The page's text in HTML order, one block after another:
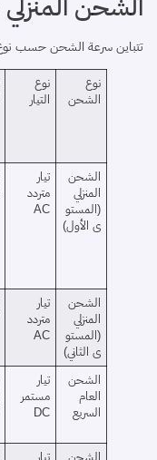
تتباين سرعة الشحن حسب
نوع
الشحن
نوع
التيار
الشحن
المنزلي
(المستو
ى الأول)
تيار
متردد
AC
الشحن
المنزلي
(المستو
ى الثاني)
تيار
متردد
AC
الشحن
العام
السريع
تيار
مستمر
DC
الشحن تيار